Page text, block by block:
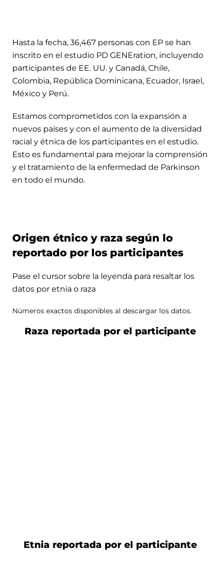
Hasta la fecha, 36,467 personas con EP se han
inscrito en el estudio PD GENEration, incluyendo
participantes de EE. UU. y Canadá, Chile,
Colombia, República Dominicana, Ecuador, Israel,
México y Perú.
Estamos comprometidos con la expansión a
nuevos países y con el aumento de la diversidad
racial y étnica de los participantes en el estudio.
Esto es fundamental para mejorar la comprensión
y el tratamiento de la enfermedad de Parkinson
en todo el mundo.
Origen étnico y raza según lo
reportado por los participantes
Pase el cursor sobre la leyenda para resaltar los
datos por etnia o raza
Números exactos disponibles al descargar los datos.
Raza reportada por el participante
Etnia reportada por el participante